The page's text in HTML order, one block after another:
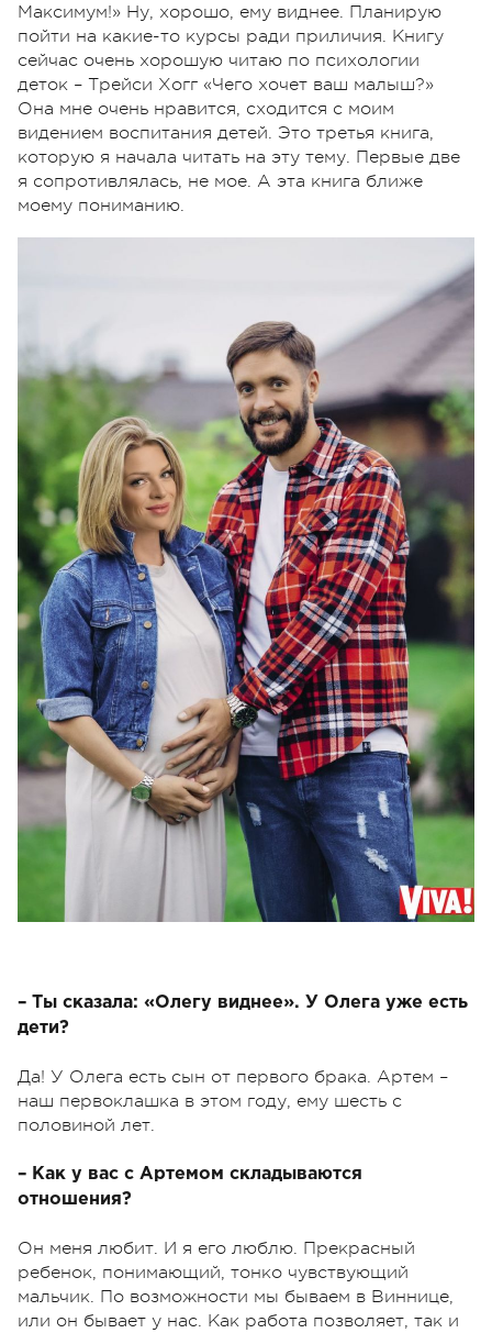
Максимум!» Ну, хорошо, ему виднее. Планирую
пойти на какие-то курсы ради приличия. Книгу
сейчас очень хорошую читаю по психологии
деток – Трейси Хогг «Чего хочет ваш малыш?»
Она мне очень нравится, сходится с моим
видением воспитания детей. Это третья книга,
которую я начала читать на эту тему. Первые две
я сопротивлялась, не мое. А эта книга ближе
моему пониманию.
– Ты сказала: «Олегу виднее». У Олега уже есть
дети?
Да! У Олега есть сын от первого брака. Артем –
наш первоклашка в этом году, ему шесть с
половиной лет.
– Как у вас с Артемом складываются
отношения?
Он меня любит. И я его люблю. Прекрасный
ребенок, понимающий, тонко чувствующий
мальчик. По возможности мы бываем в Виннице,
или он бывает у нас. Как работа позволяет, так и